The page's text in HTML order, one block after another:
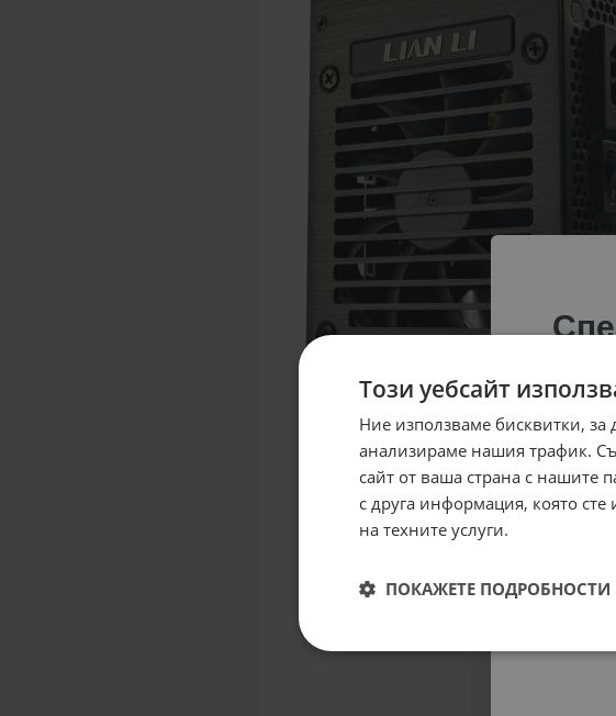
въведеш
Email
Този уебсайт
Ние използваме бисквитки,
анализираме нашия трафик.
сайт от ваша страна с нашите
с друга информация, която
на техните услуги.
ПОКАЖЕТЕ ПОДРОБНОСТИ